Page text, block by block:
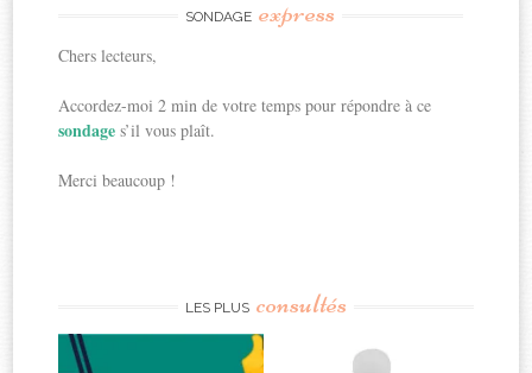
SONDAGE express
Chers lecteurs,
Accordez-moi 2 min de votre temps pour répondre à ce
sondages’il vous plaît.
Merci beaucoup !
LES PLUS consultés